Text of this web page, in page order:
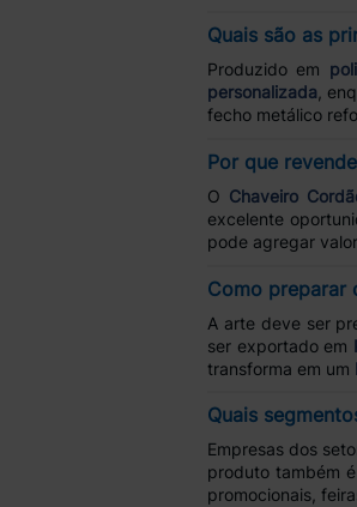
Quais são as
Produzido em
personalizada ,
fecho metálico
Por que
O Chaveiro
excelente
pode agregar
Como preparar
A arte deve ser
ser exportado em
transforma em um
Quais
Empresas dos
produto também
promocionais,